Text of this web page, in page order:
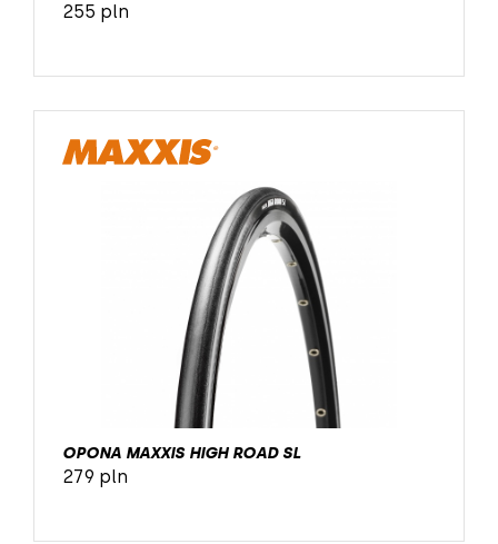
255 pln
OPONA MAXXIS HIGH ROAD SL
279 pln